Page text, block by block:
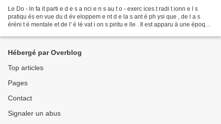
Le Do - ln fa it parti e d e s a nci e n s au t o - exerc ices t radi t ionn e l s
pratiqu és en vue du d év eloppem e nt d e la s ant é ph ysi que , de l a s
éréni t é mentale et de l' é lé vat i on s piritu e lle . Il est apparu à une époque
Hébergé par Overblog
Top articles
Pages
Contact
Signaler un abus